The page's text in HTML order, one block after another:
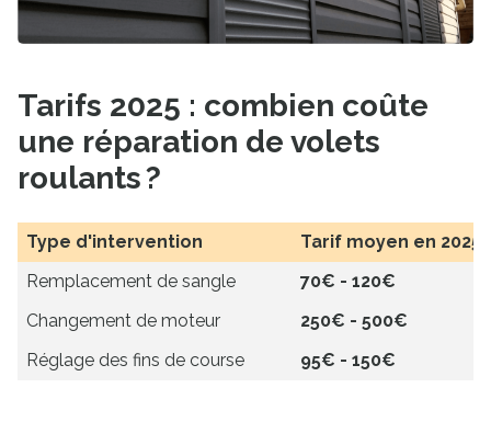
Tarifs 2025 : combien coûte
une réparation de volets
roulants ?
Type d'intervention
Tarif moyen en 2025
Remplacement de sangle
70€ - 120€
Changement de moteur
250€ - 500€
Réglage des fins de course
95€ - 150€